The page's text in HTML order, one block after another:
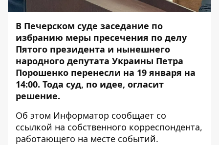
В Печерском суде заседание по
избранию меры пресечения по делу
Пятого президента и нынешнего
народного депутата Украины Петра
Порошенко перенесли на 19 января на
14:00. Тода суд, по идее, огласит
решение.
Об этом Информатор сообщает со
ссылкой на собственного корреспондента,
работающего на месте событий.